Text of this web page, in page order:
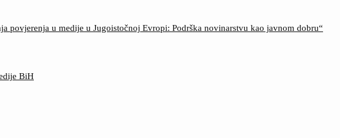
povjerenja u medije u Jugoistočnoj Evropi: Podrška novinarstvu kao javnom dobru“
BiH